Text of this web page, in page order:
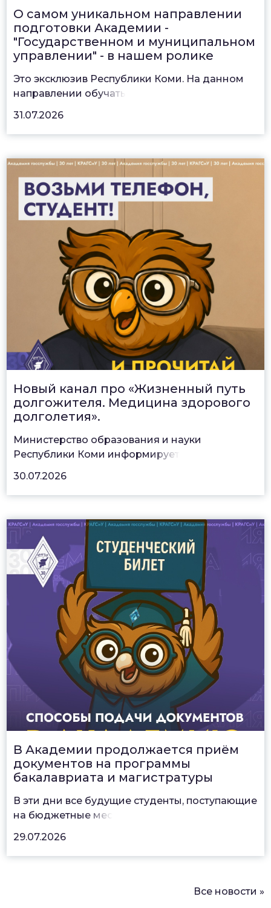
О самом уникальном направлении
подготовки Академии -
"Государственном и муниципальном
управлении" - в нашем ролике
Это эксклюзив Республики Коми. На данном
направлении обучать
31.07.2026
Новый канал про «Жизненный путь
долгожителя. Медицина здорового
долголетия».
Министерство образования и науки
Республики Коми информирует
30.07.2026
В Академии продолжается приём
документов на программы
бакалавриата и магистратуры
В эти дни все будущие студенты, поступающие
на бюджетные мес
29.07.2026
Все новости »